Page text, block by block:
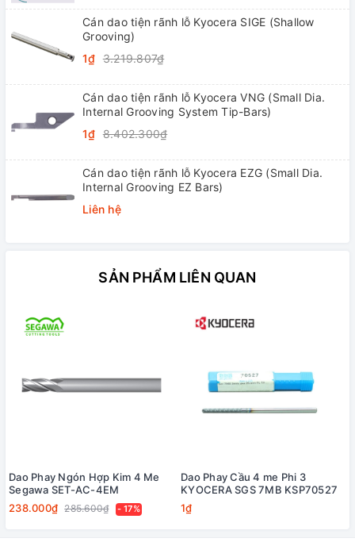
Cán dao tiện rãnh lỗ Kyocera SIGE (Shallow
Grooving)
1₫ 3.219.807₫
Cán dao tiện rãnh lỗ Kyocera VNG (Small Dia.
Internal Grooving System Tip-Bars)
1₫ 8.402.300₫
Cán dao tiện rãnh lỗ Kyocera EZG (Small Dia.
Internal Grooving EZ Bars)
Liên hệ
SẢN PHẨM LIÊN QUAN
Dao Phay Ngón Hợp Kim 4 Me
Segawa SET-AC-4EM
238.000₫ 285.600₫ - 17%
Dao Phay Cầu 4 me Phi 3
KYOCERA SGS 7MB KSP70527
1₫